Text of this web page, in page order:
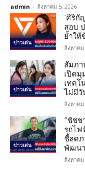
admin - สิงหาคม 5, 2026
ข่าวเด่น
‘ศิริกั
สอบ
ย้ำให้
สิงหาคม
ข่าวเด่น
สัมภา
เปิด
เทคโ
ไม่มี
สิงหาคม
ข่าวเด่น
“ชัชช
รถไฟ
ชี้ลดภ
พัฒนา
สิงหาคม